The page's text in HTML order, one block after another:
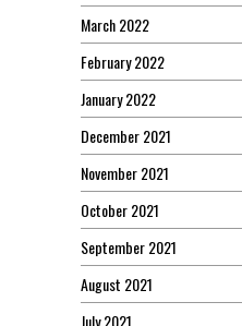
March 2022
February 2022
January 2022
December 2021
November 2021
October 2021
September 2021
August 2021
July 2021